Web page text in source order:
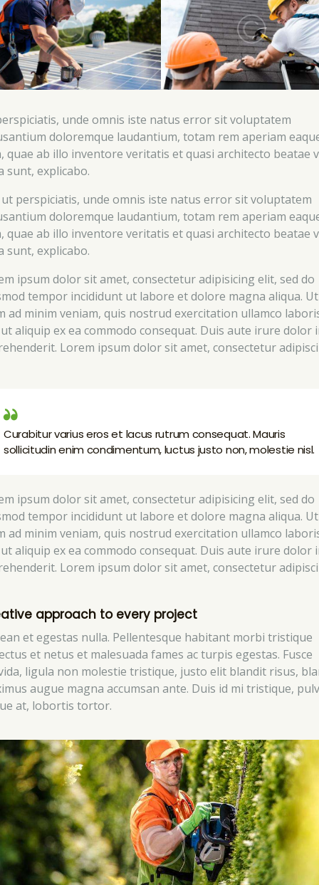
unde omnis iste natus error sit voluptatem
doloremque laudantium, totam rem aperiam
quae ab illo inventore veritatis et quasi architecto beatae
sunt, explicabo.
ut perspiciatis, unde omnis iste natus error sit voluptatem
doloremque laudantium, totam rem aperiam
quae ab illo inventore veritatis et quasi architecto beatae
sunt, explicabo.
ipsum dolor sit amet, consectetur adipisicing elit, sed do
tempor incididunt ut labore et dolore magna aliqua. Ut
ad minim veniam, quis nostrud exercitation ullamco
aliquip ex ea commodo consequat. Duis aute irure dolor
Lorem ipsum dolor sit amet, consectetur
Curabitur varius eros et lacus rutrum consequat. Mauris
sollicitudin enim condimentum, luctus justo non, molestie nisl.
ipsum dolor sit amet, consectetur adipisicing elit, sed do
tempor incididunt ut labore et dolore magna aliqua. Ut
ad minim veniam, quis nostrud exercitation ullamco
aliquip ex ea commodo consequat. Duis aute irure dolor
Lorem ipsum dolor sit amet, consectetur
approach to every project
et egestas nulla. Pellentesque habitant morbi tristique
et netus et malesuada fames ac turpis egestas. Fusce
ligula non molestie tristique, justo elit blandit risus,
augue magna accumsan ante. Duis id mi tristique,
at, lobortis tortor.